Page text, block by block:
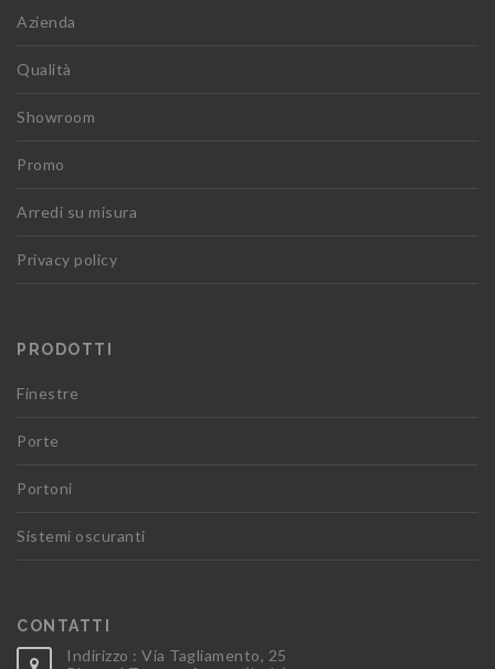
Azienda
Qualità
Showroom
Promo
Arredi su misura
Privacy policy
PRODOTTI
Finestre
Porte
Portoni
Sistemi oscuranti
CONTATTI
Indirizzo : Via Tagliamento, 25